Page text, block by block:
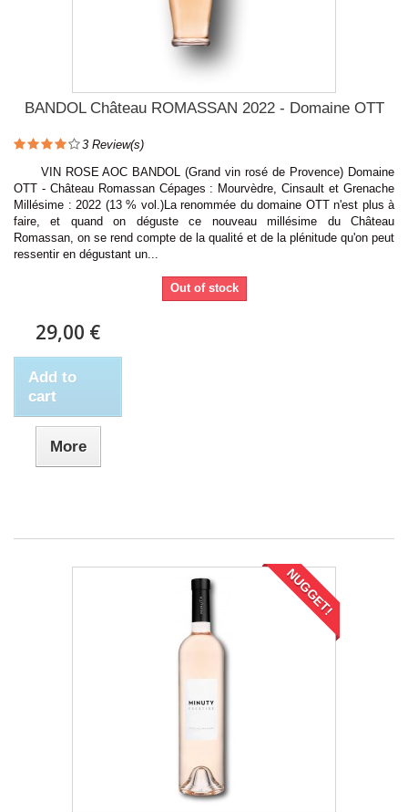
BANDOL Château ROMASSAN 2022 - Domaine OTT
3 Review(s)
VIN ROSE AOC BANDOL (Grand vin rosé de Provence) Domaine
OTT - Château Romassan Cépages : Mourvèdre, Cinsault et Grenache
Millésime : 2022 (13 % vol.)La renommée du domaine OTT n'est plus à
faire, et quand on déguste ce nouveau millésime du Château
Romassan, on se rend compte de la qualité et de la plénitude qu'on peut
ressentir en dégustant un...
Out of stock
29,00 €
Add to
cart
More
NUGGET!